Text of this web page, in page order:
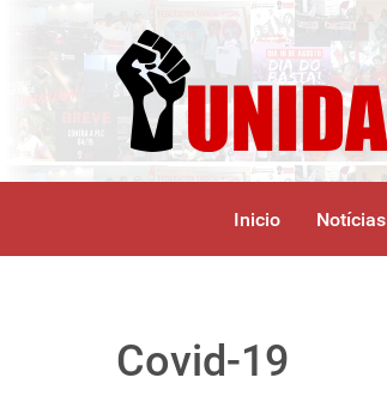
Inicio Notícias
Covid-19